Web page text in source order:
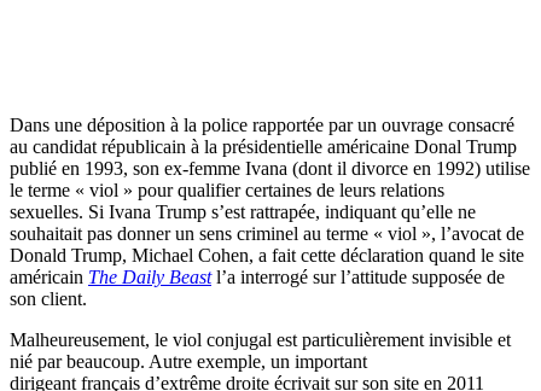
Dans une déposition à la police rapportée par un ouvrage consacré
au candidat républicain à la présidentielle américaine Donal Trump
publié en 1993, son ex-femme Ivana (dont il divorce en 1992) utilise
le terme « viol » pour qualifier certaines de leurs relations
sexuelles. Si Ivana Trump s’est rattrapée, indiquant qu’elle ne
souhaitait pas donner un sens criminel au terme « viol », l’avocat de
Donald Trump, Michael Cohen, a fait cette déclaration quand le site
américain The Daily Beastl’a interrogé sur l’attitude supposée de
son client.
Malheureusement, le viol conjugal est particulièrement invisible et
nié par beaucoup. Autre exemple, un important
dirigeant français d’extrême droite écrivait sur son site en 2011